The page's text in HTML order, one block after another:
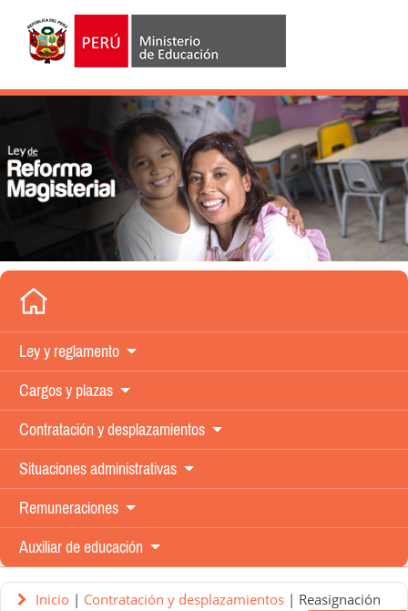
Ley y reglamento
Cargos y plazas
Contratación y desplazamientos
Situaciones administrativas
Remuneraciones
Auxiliar de educación
Inicio| Contratación y desplazamientos| Reasignación